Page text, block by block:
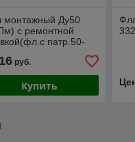
монтажный Ду50
с ремонтной
патр.50-
1шт,гайки)
руб.
Купить